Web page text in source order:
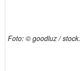
Foto: © goodluz /